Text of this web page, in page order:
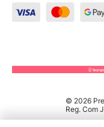
© 2026
Reg. Com